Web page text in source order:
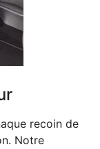
recoin de
Notre